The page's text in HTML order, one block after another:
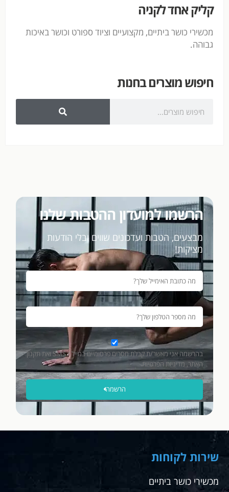
קליק אחד לקניה
מכשירי כושר ביתיים, מקצועיים וציוד ספורט וכושר באיכות
גבוהה.
חיפוש מוצרים בחנות
הרשמו למועדון ההטבות שלנו
מבצעים, הטבות ועדכונים שווים ובלי הודעות
מציקות!
בהרשמה אני מאשר/ת קבלת מסרים פרסומיים במייל / SMS ואת תקנון
האתר, מדיניות הפרטיות.
הרשמה
שירות לקוחות
מכשירי כושר ביתיים